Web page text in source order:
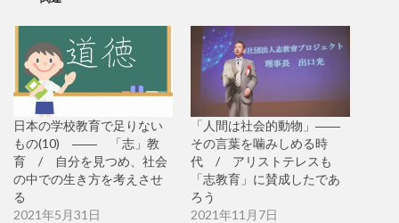
日本の学校教育で足りない
もの(10) ―― 「志」教
育 / 自分を見つめ、社会
の中での生き方を考えさせ
る
2021年5月31日
「人間は社会的動物」――
その言葉を噛みしめる時
代 / アリストテレスも
「志教育」に賛成したであ
ろう
2021年11月7日